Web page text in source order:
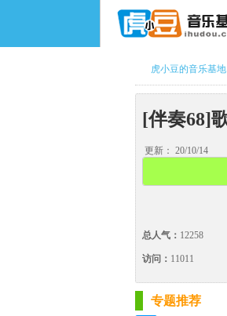
虎小豆的音乐基地
[伴奏68]
更新： 20/10/14
总人气： 12258
访问： 11011
专题推荐